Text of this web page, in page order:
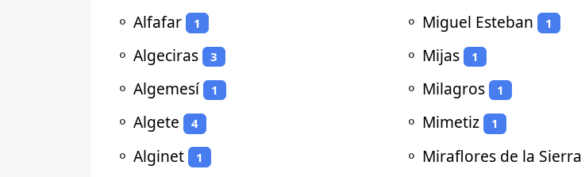
⚬ Alfafar 1
⚬ Algeciras 3
⚬ Algemesí 1
⚬ Algete 4
⚬ Alginet 1
⚬ Miguel Esteban 1
⚬ Mijas 1
⚬ Milagros 1
⚬ Mimetiz 1
⚬ Miraflores de la Sierra